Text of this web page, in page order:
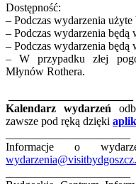
Dostępność:
– Podczas wydarzenia użyte
– Podczas wydarzenia będą
– Podczas wydarzenia będą
– W przypadku złej
Młynów Rothera.
Kalendarz wydarzeń
zawsze pod ręką dzięki
Informacje o